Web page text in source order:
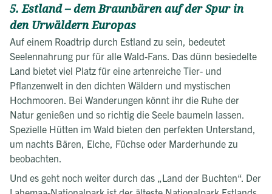
5. Estland – dem Braunbären auf der Spur in
den Urwäldern Europas
Auf einem Roadtrip durch Estland zu sein, bedeutet
Seelennahrung pur für alle Wald-Fans. Das dünn besiedelte
Land bietet viel Platz für eine artenreiche Tier- und
Pflanzenwelt in den dichten Wäldern und mystischen
Hochmooren. Bei Wanderungen könnt ihr die Ruhe der
Natur genießen und so richtig die Seele baumeln lassen.
Spezielle Hütten im Wald bieten den perfekten Unterstand,
um nachts Bären, Elche, Füchse oder Marderhunde zu
beobachten.
Und es geht noch weiter durch das „Land der Buchten“. Der